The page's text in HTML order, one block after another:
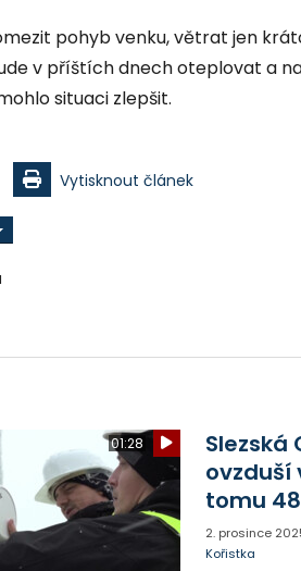
pohyb venku, větrat jen
v příštích dnech oteplovat a
situaci zlepšit.
Vytisknout článek
01:28
Slezská
ovzduší
tomu
2. prosince
Kořistka